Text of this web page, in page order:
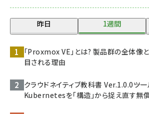
昨日 1週間
「Proxmox VE」とは? 製品群の全体像
目される理由
クラウドネイティブ教科書 Ver.1.0.0――ツ
Kubernetesを「構造」から捉え直す無